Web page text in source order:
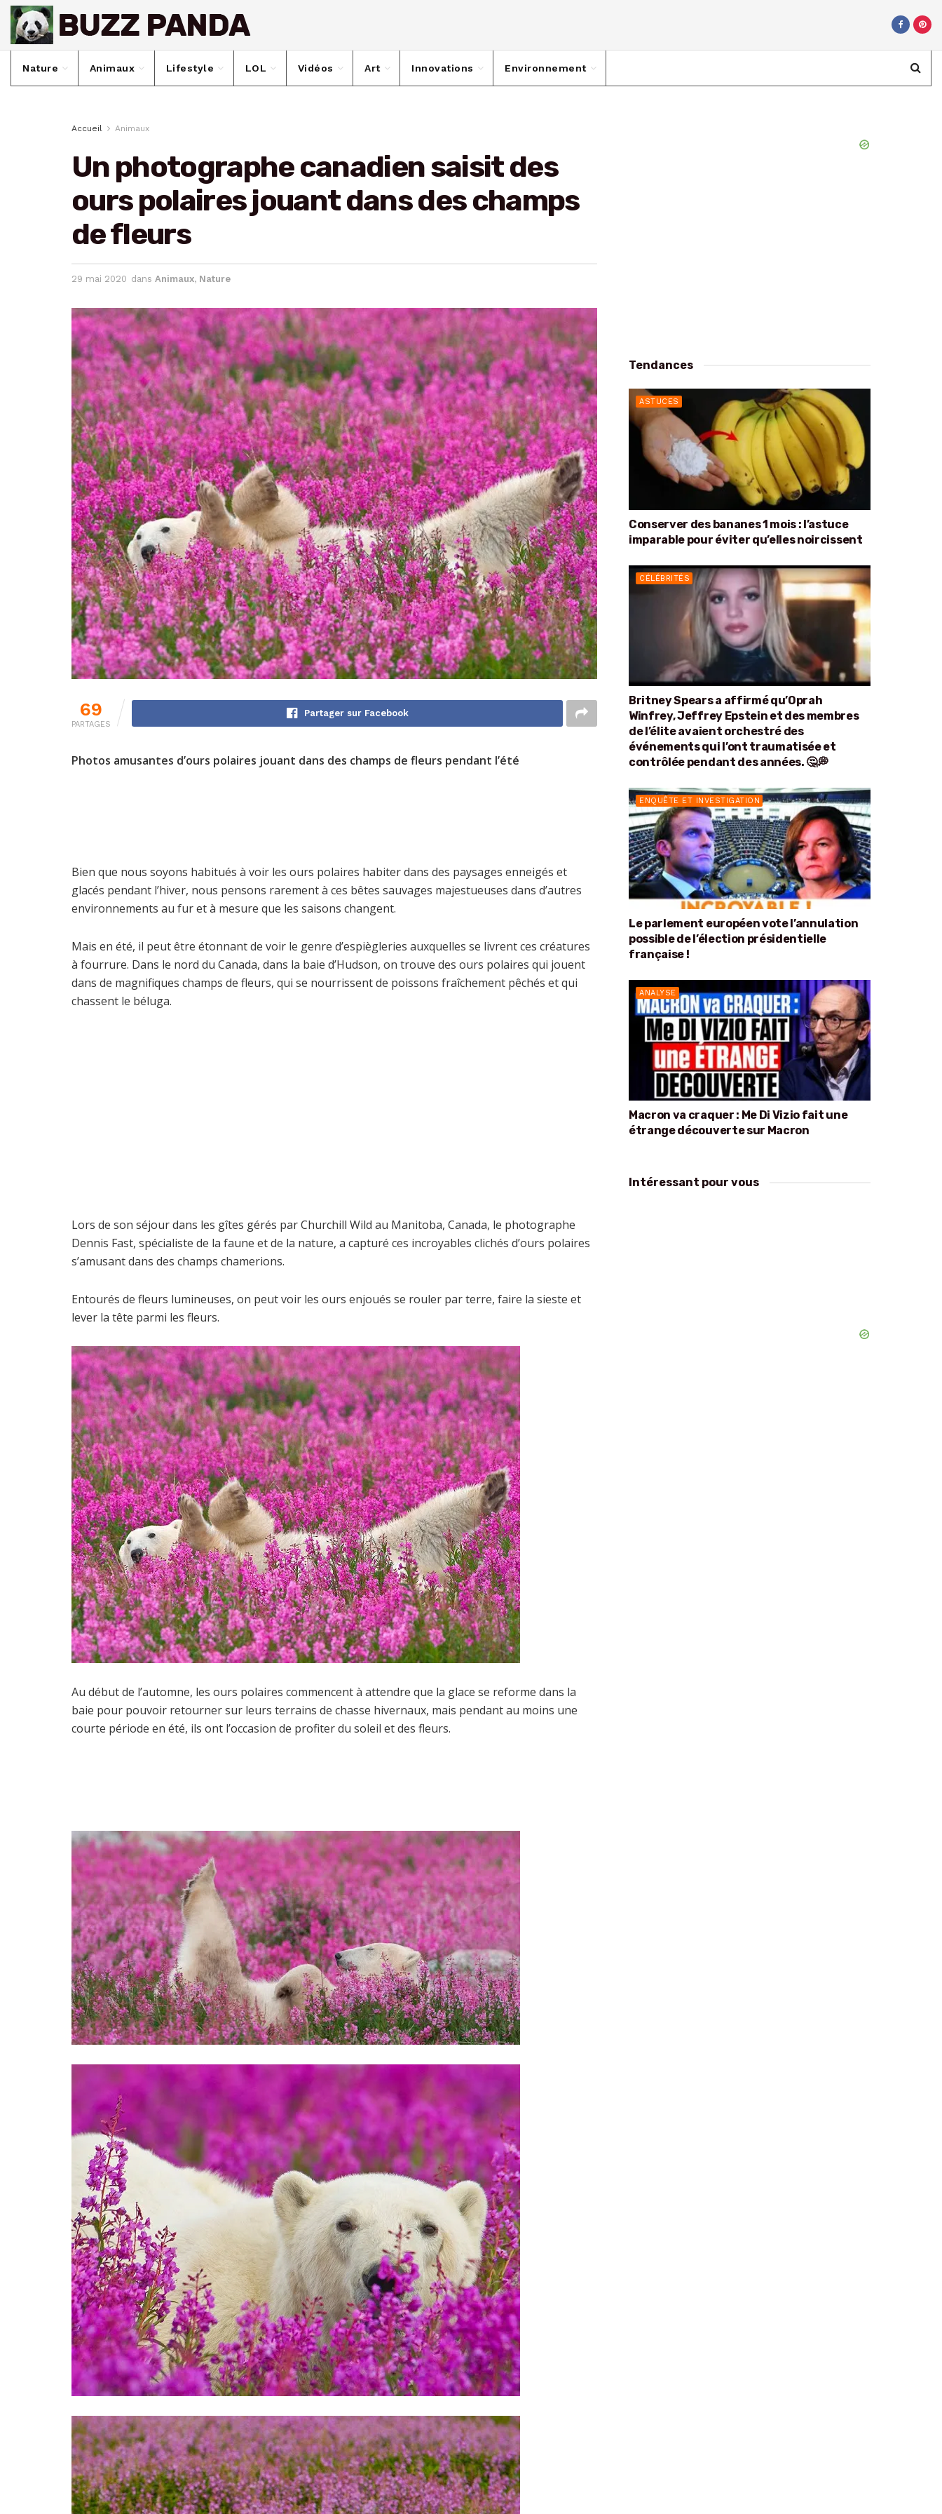
Nature Animaux Lifestyle LOL Vidéos Art Innovations Environnement
Accueil Animaux
Un photographe canadien saisit des
ours polaires jouant dans des champs
de fleurs
29 mai 2020 dans Animaux, Nature
69
PARTAGES
Partager sur Facebook
Photos amusantes d’ours polaires jouant dans des champs de fleurs pendant l’été
Bien que nous soyons habitués à voir les ours polaires habiter dans des paysages enneigés et
glacés pendant l’hiver, nous pensons rarement à ces bêtes sauvages majestueuses dans d’autres
environnements au fur et à mesure que les saisons changent.
Mais en été, il peut être étonnant de voir le genre d’espiègleries auxquelles se livrent ces créatures
à fourrure. Dans le nord du Canada, dans la baie d’Hudson, on trouve des ours polaires qui jouent
dans de magnifiques champs de fleurs, qui se nourrissent de poissons fraîchement pêchés et qui
chassent le béluga.
Lors de son séjour dans les gîtes gérés par Churchill Wild au Manitoba, Canada, le photographe
Dennis Fast, spécialiste de la faune et de la nature, a capturé ces incroyables clichés d’ours polaires
s’amusant dans des champs chamerions.
Entourés de fleurs lumineuses, on peut voir les ours enjoués se rouler par terre, faire la sieste et
lever la tête parmi les fleurs.
Au début de l’automne, les ours polaires commencent à attendre que la glace se reforme dans la
baie pour pouvoir retourner sur leurs terrains de chasse hivernaux, mais pendant au moins une
courte période en été, ils ont l’occasion de profiter du soleil et des fleurs.
Tendances
ASTUCES
Conserver des bananes 1 mois : l’astuce
imparable pour éviter qu’elles noircissent
CÉLÉBRITÉS
Britney Spears a affirmé qu’Oprah
Winfrey, Jeffrey Epstein et des membres
de l’élite avaient orchestré des
événements qui l’ont traumatisée et
contrôlée pendant des années. 🤔💭
ENQUÊTE ET INVESTIGATION
Le parlement européen vote l’annulation
possible de l’élection présidentielle
française !
ANALYSE
Macron va craquer : Me Di Vizio fait une
étrange découverte sur Macron
Intéressant pour vous